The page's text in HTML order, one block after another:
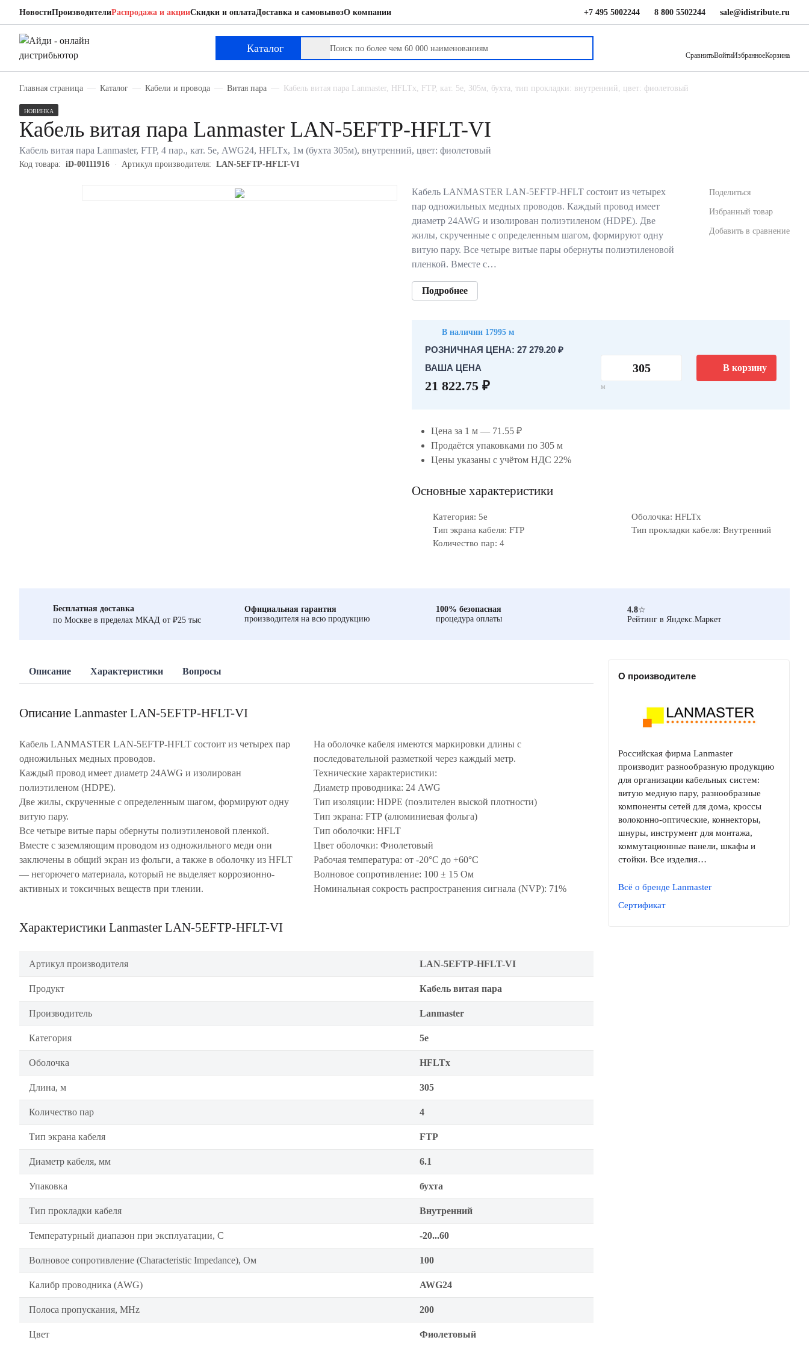
НовостиПроизводителиРаспродажа и акцииСкидки и оплатаДоставка и самовывозО компании +7 495 5002244 8 800 5502244 sale@idistribute.ru
Каталог
СравнитьВойтиИзбранноеКорзина
Главная страница Каталог Кабели и провода Витая пара Кабель витая пара Lanmaster, HFLTx, FTP, кат. 5е, 305м, бухта, тип прокладки: внутренний, цвет: фиолетовый
НОВИНКА
Кабель витая пара Lanmaster LAN-5EFTP-HFLT-VI
Кабель витая пара Lanmaster, FTP, 4 пар., кат. 5е, AWG24, HFLTx, 1м (бухта 305м), внутренний, цвет: фиолетовый
Код товара: iD-00111916 Артикул производителя: LAN-5EFTP-HFLT-VI
Кабель LANMASTER LAN-5EFTP-HFLT состоит из четырех
пар одножильных медных проводов. Каждый провод имеет
диаметр 24AWG и изолирован полиэтиленом (HDPE). Две
жилы, скрученные с определенным шагом, формируют одну
витую пару. Все четыре витые пары обернуты полиэтиленовой
пленкой. Вместе с…
Подробнее
Поделиться
Избранный товар
Добавить в сравнение
В наличии 17995 м
РОЗНИЧНАЯ ЦЕНА: 27 279.20 ₽
ВАША ЦЕНА
21 822.75 ₽ м
В корзину
Цена за 1 м — 71.55 ₽
Продаётся упаковками по 305 м
Цены указаны с учётом НДС 22%
Основные характеристики
Категория: 5е
Оболочка: HFLTx
Тип экрана кабеля: FTP
Тип прокладки кабеля: Внутренний
Количество пар: 4
Бесплатная доставка
по Москве в пределах МКАД от ₽25 тыс
Официальная гарантия
производителя на всю продукцию
100% безопасная
процедура оплаты
4.8☆
Рейтинг в Яндекс.Маркет
Описание Характеристики Вопросы
Описание Lanmaster LAN-5EFTP-HFLT-VI
Кабель LANMASTER LAN-5EFTP-HFLT состоит из четырех пар
одножильных медных проводов.
Каждый провод имеет диаметр 24AWG и изолирован
полиэтиленом (HDPE).
Две жилы, скрученные с определенным шагом, формируют одну
витую пару.
Все четыре витые пары обернуты полиэтиленовой пленкой.
Вместе с заземляющим проводом из одножильного меди они
заключены в общий экран из фольги, а также в оболочку из HFLT
— негорючего материала, который не выделяет коррозионно-
активных и токсичных веществ при тлении.
На оболочке кабеля имеются маркировки длины с
последовательной разметкой через каждый метр.
Технические характеристики:
Диаметр проводника: 24 AWG
Тип изоляции: HDPE (поэлителен выской плотности)
Тип экрана: FTP (алюминиевая фольга)
Тип оболочки: HFLT
Цвет оболочки: Фиолетовый
Рабочая температура: от -20°C до +60°C
Волновое сопротивление: 100 ± 15 Ом
Номинальная сокрость распространения сигнала (NVP): 71%
Характеристики Lanmaster LAN-5EFTP-HFLT-VI
Артикул производителя LAN-5EFTP-HFLT-VI
Продукт Кабель витая пара
Производитель Lanmaster
Категория 5е
Оболочка HFLTx
Длина, м 305
Количество пар 4
Тип экрана кабеля FTP
Диаметр кабеля, мм 6.1
Упаковка бухта
Тип прокладки кабеля Внутренний
Температурный диапазон при эксплуатации, C -20...60
Волновое сопротивление (Characteristic Impedance), Ом 100
Калибр проводника (AWG) AWG24
Полоса пропускания, MHz 200
Цвет Фиолетовый
О производителе
Российская фирма Lanmaster
производит разнообразную продукцию
для организации кабельных систем:
витую медную пару, разнообразные
компоненты сетей для дома, кроссы
волоконно-оптические, коннекторы,
шнуры, инструмент для монтажа,
коммутационные панели, шкафы и
стойки. Все изделия…
Всё о бренде Lanmaster
Сертификат
Lanmaster LAN-5EFTP-HFLT-VI
Кабель витая пара